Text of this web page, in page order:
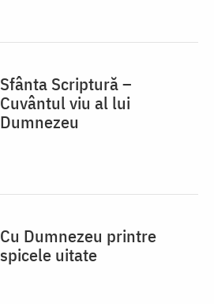
Sfânta Scriptură –
Cuvântul viu al lui
Dumnezeu
Cu Dumnezeu printre
spicele uitate